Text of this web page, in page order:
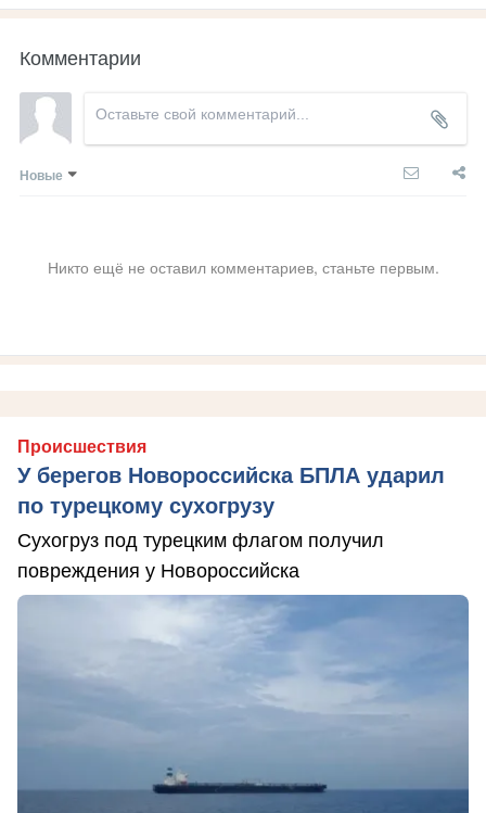
Комментарии
Новые
Никто ещё не оставил комментариев, станьте первым.
Происшествия
У берегов Новороссийска БПЛА ударил
по турецкому сухогрузу
Сухогруз под турецким флагом получил
повреждения у Новороссийска